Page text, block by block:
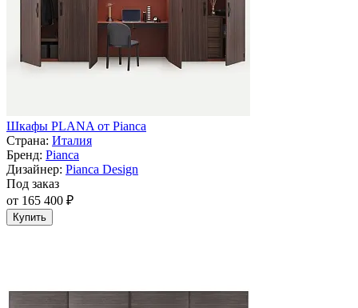
Шкафы PLANA от Pianca
Страна: Италия
Бренд: Pianca
Дизайнер: Pianca Design
Под заказ
от 165 400 ₽
Купить